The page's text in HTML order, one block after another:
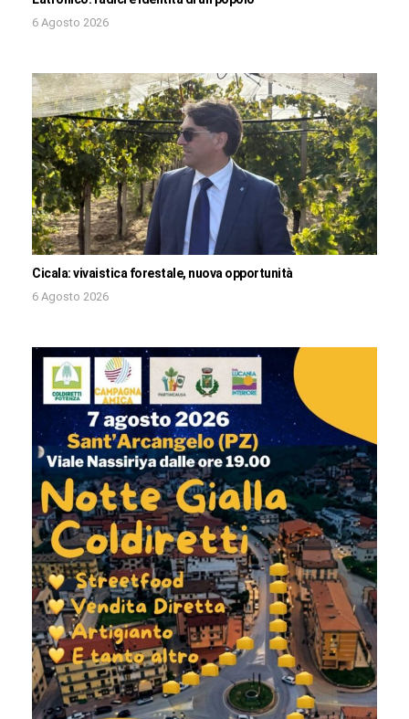
6 Agosto 2026
Cicala: vivaistica forestale, nuova opportunità
6 Agosto 2026